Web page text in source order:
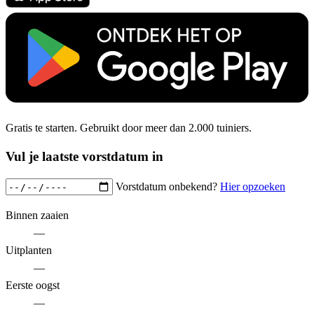
Gratis te starten. Gebruikt door meer dan 2.000 tuiniers.
Vul je laatste vorstdatum in
Vorstdatum onbekend? Hier opzoeken
Binnen zaaien
—
Uitplanten
—
Eerste oogst
—